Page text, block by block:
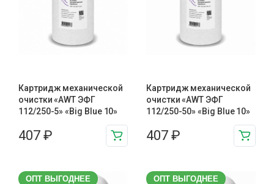
Картридж механической
очистки «AWT ЭФГ
112/250-5» «Big Blue 10»
407 ₽
Картридж механической
очистки «AWT ЭФГ
112/250-50» «Big Blue 10»
407 ₽
ОПТ ВЫГОДНЕЕ ОПТ ВЫГОДНЕЕ